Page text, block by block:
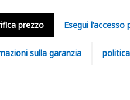
prezzo Esegui l'accesso
sulla garanzia